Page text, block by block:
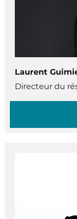
Laurent
Directeur du